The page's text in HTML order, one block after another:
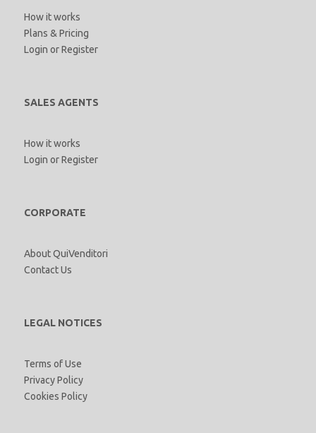
How it works
Plans & Pricing
Login orRegister
SALES AGENTS
How it works
Login orRegister
CORPORATE
About QuiVenditori
Contact Us
LEGAL NOTICES
Terms of Use
Privacy Policy
Cookies Policy